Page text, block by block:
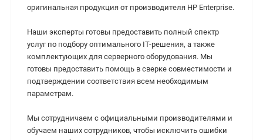
оригинальная продукция от производителя HP Enterprise.
Наши эксперты готовы предоставить полный спектр
услуг по подбору оптимального IT-решения, а также
комплектующих для серверного оборудования. Мы
готовы предоставить помощь в сверке совместимости и
подтверждении соответствия всем необходимым
параметрам.
Мы сотрудничаем с официальными производителями и
обучаем наших сотрудников, чтобы исключить ошибки